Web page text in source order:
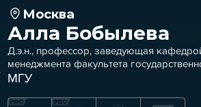
Москва
Алла Бобылева
Д.э.н., профессор, заведующая
менеджмента факультета
МГУ